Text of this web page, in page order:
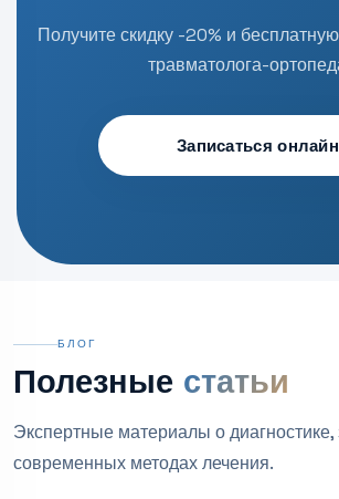
Получите скидку -20% и
травматолога-
Записаться онлайн
БЛОГ
Полезные статьи
Экспертные материалы о диагностике,
современных методах лечения.